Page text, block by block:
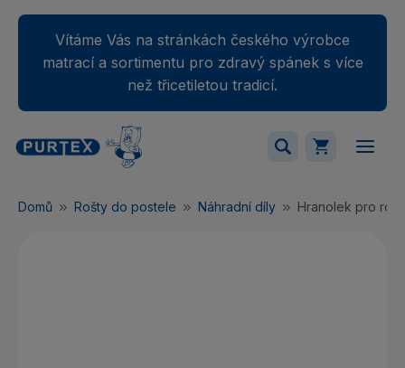
Vítáme Vás na stránkách českého výrobce
matrací a sortimentu pro zdravý spánek s více
než třicetiletou tradicí.
Váš nákupný košík je momentálne prázdny.
Domů Rošty do postele Náhradní díly Hranolek pro rošt